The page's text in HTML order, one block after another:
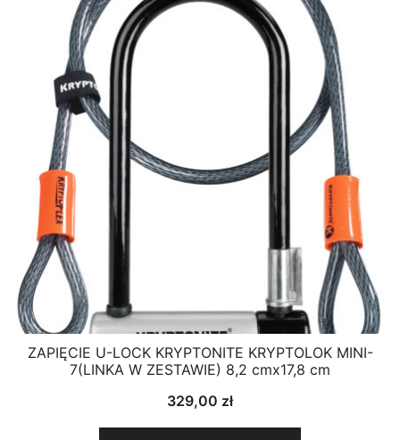
ZAPIĘCIE U-LOCK KRYPTONITE KRYPTOLOK MINI-
7(LINKA W ZESTAWIE) 8,2 cmx17,8 cm
329,00 zł